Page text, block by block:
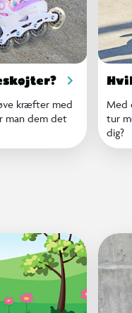
kræfter med
man dem det
Med
tur
dig?